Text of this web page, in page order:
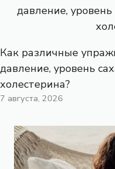
Как различные
давление, уровень
холестерина?
7 августа, 2026